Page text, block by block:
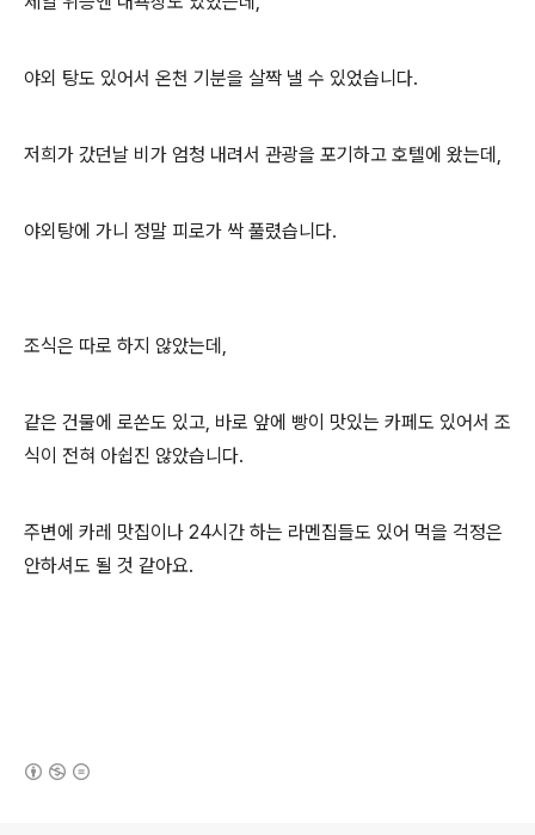
야외 탕도 있어서 온천 기분을 살짝 낼 수 있었습니다.
저희가 갔던날 비가 엄청 내려서 관광을 포기하고 호텔에 왔는데,
야외탕에 가니 정말 피로가 싹 풀렸습니다.
조식은 따로 하지 않았는데,
같은 건물에 로쏜도 있고, 바로 앞에 빵이 맛있는 카페도 있어서 조
식이 전혀 아쉽진 않았습니다.
주변에 카레 맛집이나 24시간 하는 라멘집들도 있어 먹을 걱정은
안하셔도 될 것 같아요.